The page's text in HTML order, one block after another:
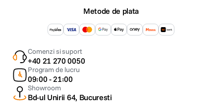
Metode de plata
Comenzi si suport
+40 21 270 0050
Program de lucru
09:00 - 21:00
Showroom
Bd-ul Unirii 64, Bucuresti